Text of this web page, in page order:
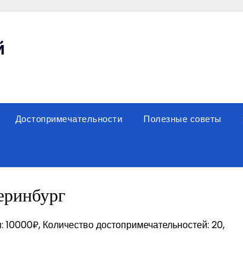
Достопримечательности Полезные советы
Количество достопримечательностей: 20,